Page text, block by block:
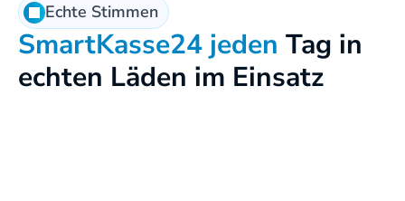
Echte Stimmen
SmartKasse24 jeden Tag in
echten Läden im Einsatz